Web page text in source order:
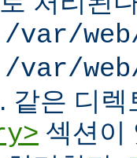
var/
var/
같은 디
섹션이